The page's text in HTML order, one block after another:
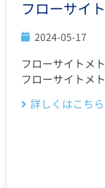
フローサイ
2024-05-17
フローサイトメ
フローサイトメ
詳しくはこち